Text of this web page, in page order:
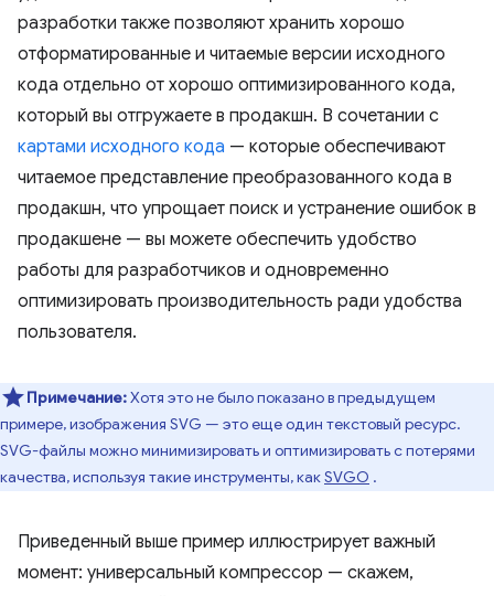
разработки также позволяют хранить хорошо
отформатированные и читаемые версии исходного
кода отдельно от хорошо оптимизированного кода,
который вы отгружаете в продакшн. В сочетании с
картами исходного кода — которые обеспечивают
читаемое представление преобразованного кода в
продакшн, что упрощает поиск и устранение ошибок в
продакшене — вы можете обеспечить удобство
работы для разработчиков и одновременно
оптимизировать производительность ради удобства
пользователя.
Примечание:Хотя это не было показано в предыдущем
примере, изображения SVG — это еще один текстовый ресурс.
SVG-файлы можно минимизировать и оптимизировать с потерями
качества, используя такие инструменты, какSVGO .
Приведенный выше пример иллюстрирует важный
момент: универсальный компрессор — скажем,